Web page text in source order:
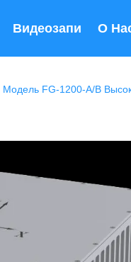
Видеозаписи О